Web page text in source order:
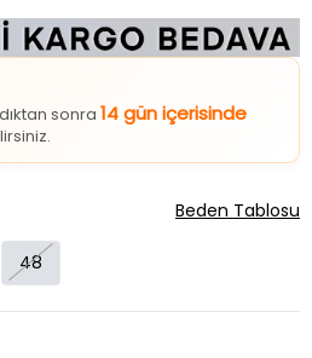
sonra 14 gün içerisinde
48
Beden Tablosu